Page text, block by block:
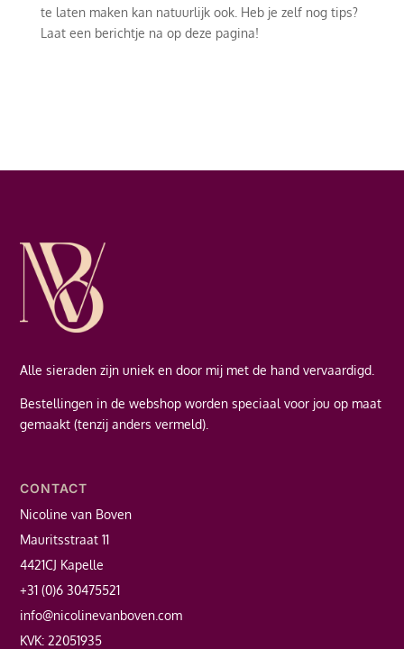
te laten maken kan natuurlijk ook. Heb je zelf nog tips?
Laat een berichtje na op deze pagina!
Alle sieraden zijn uniek en door mij met de hand vervaardigd.
Bestellingen in de webshop worden speciaal voor jou op maat
gemaakt (tenzij anders vermeld).
CONTACT
Nicoline van Boven
Mauritsstraat 11
4421CJ Kapelle
+31 (0)6 30475521
info@nicolinevanboven.com
KVK: 22051935